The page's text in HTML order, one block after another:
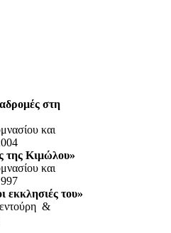
στη
και
της Κιμώλου»
και
εκκλησιές του»
&